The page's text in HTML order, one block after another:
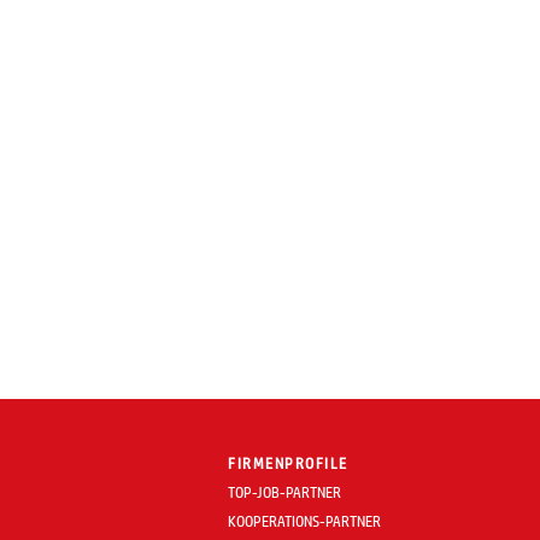
FIRMENPROFILE
TOP-JOB-PARTNER
KOOPERATIONS-PARTNER